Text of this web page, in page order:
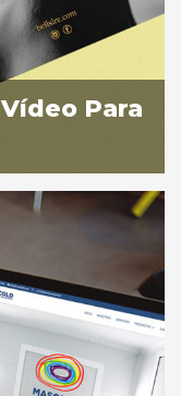
677 802 482
Las Pajanosas.
Sevilla
Para